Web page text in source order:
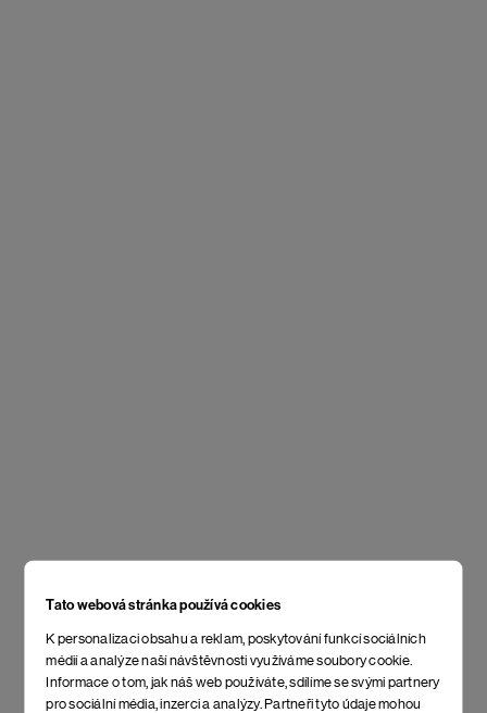
Tato webová stránka používá cookies
K personalizaci obsahu a reklam, poskytování funkcí sociálních
médií a analýze naší návštěvnosti využíváme soubory cookie.
Informace o tom, jak náš web používáte, sdílíme se svými partnery
pro sociální média, inzerci a analýzy. Partneři tyto údaje mohou